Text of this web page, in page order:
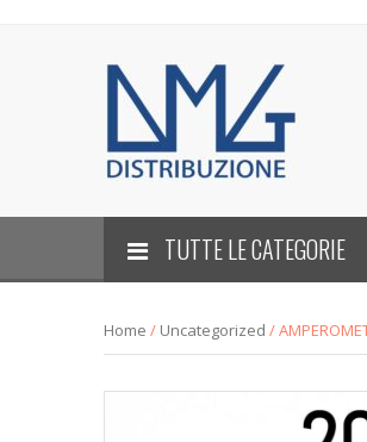
TUTTE LE CATEGORIE
Home / Uncategorized /